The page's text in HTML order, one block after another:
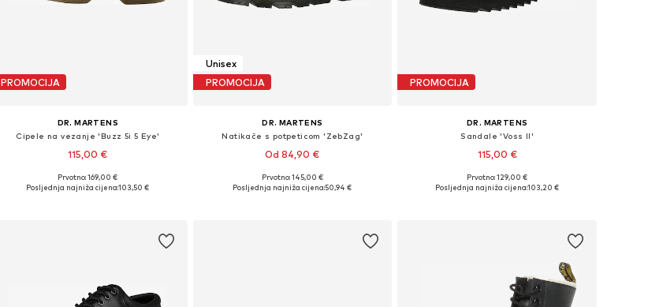
PROMOCIJA
DR. MARTENS
Cipele na vezanje 'Buzz 5i 5 Eye'
115,00 €
Dostupno u više veličina
Prvotno: 169,00 €
Posljednja najniža cijena:103,50 €
Unisex
PROMOCIJA
DR. MARTENS
Natikače s potpeticom 'ZebZag'
Od 84,90 €
Dostupno u više veličina
Prvotno: 145,00 €
Posljednja najniža cijena:50,94 €
PROMOCIJA
DR. MARTENS
Sandale 'Voss II'
115,00 €
Dostupno u više veličina
Prvotno: 129,00 €
Posljednja najniža cijena:103,20 €